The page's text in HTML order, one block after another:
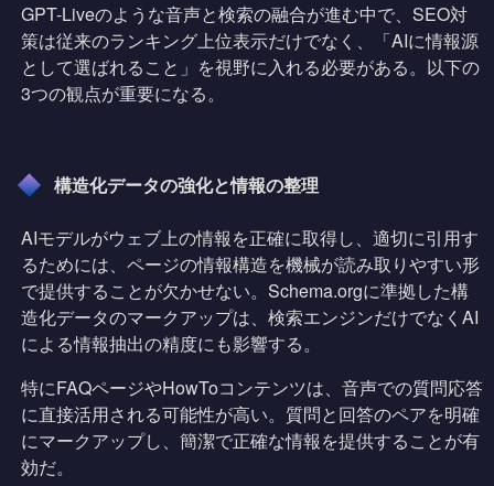
GPT-Liveのような音声と検索の融合が進む中で、SEO対
策は従来のランキング上位表示だけでなく、「AIに情報源
として選ばれること」を視野に入れる必要がある。以下の
3つの観点が重要になる。
構造化データの強化と情報の整理
AIモデルがウェブ上の情報を正確に取得し、適切に引用す
るためには、ページの情報構造を機械が読み取りやすい形
で提供することが欠かせない。Schema.orgに準拠した構
造化データのマークアップは、検索エンジンだけでなくAI
による情報抽出の精度にも影響する。
特にFAQページやHowToコンテンツは、音声での質問応答
に直接活用される可能性が高い。質問と回答のペアを明確
にマークアップし、簡潔で正確な情報を提供することが有
効だ。